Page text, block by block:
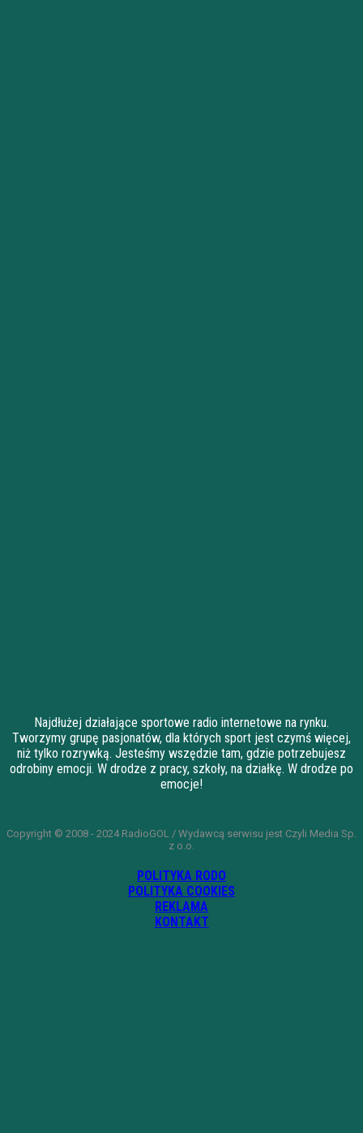
Najdłużej działające sportowe radio internetowe na rynku.
Tworzymy grupę pasjonatów, dla których sport jest czymś więcej,
niż tylko rozrywką. Jesteśmy wszędzie tam, gdzie potrzebujesz
odrobiny emocji. W drodze z pracy, szkoły, na działkę. W drodze po
emocje!
Copyright © 2008 - 2024 RadioGOL / Wydawcą serwisu jest Czyli Media Sp.
z o.o.
POLITYKA RODO
POLITYKA COOKIES
REKLAMA
KONTAKT